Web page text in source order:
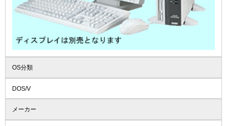
OS分類
DOS/V
メーカー